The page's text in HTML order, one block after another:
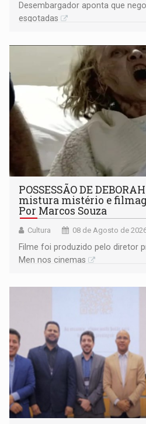
Desembargador aponta que
esgotadas
POSSESSÃO DE
mistura mistério e
Por Marcos Souza
Cultura 08 de Agosto de
Filme foi produzido pelo diretor
Men nos cinemas